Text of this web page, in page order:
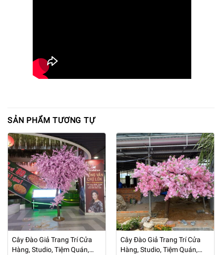
SẢN PHẨM TƯƠNG TỰ
Cây Đào Giả Trang Trí Cửa
Hàng, Studio, Tiệm Quán,
Cây Đào Giả Trang Trí Cửa
Hàng, Studio, Tiệm Quán,